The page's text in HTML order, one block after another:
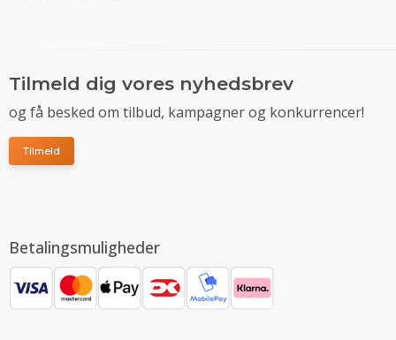
Tilmeld dig vores nyhedsbrev
og få besked om tilbud, kampagner og konkurrencer!
Tilmeld
Betalingsmuligheder